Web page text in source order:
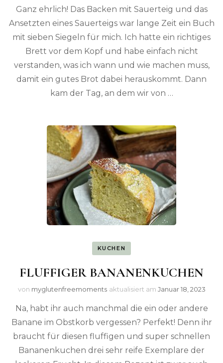
Ganz ehrlich! Das Backen mit Sauerteig und das
Ansetzten eines Sauerteigs war lange Zeit ein Buch
mit sieben Siegeln für mich. Ich hatte ein richtiges
Brett vor dem Kopf und habe einfach nicht
verstanden, was ich wann und wie machen muss,
damit ein gutes Brot dabei herauskommt. Dann
kam der Tag, an dem wir von …
KUCHEN
FLUFFIGER BANANENKUCHEN
von myglutenfreemoments aktualisiert am Januar 18, 2023
Na, habt ihr auch manchmal die ein oder andere
Banane im Obstkorb vergessen? Perfekt! Denn ihr
braucht für diesen fluffigen und super schnellen
Bananenkuchen drei sehr reife Exemplare der